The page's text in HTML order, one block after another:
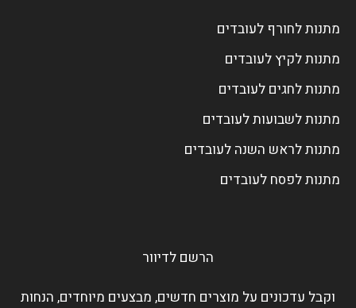
מתנות לחורף לעובדים
מתנות לקיץ לעובדים
מתנות לחגים לעובדים
מתנות לשבועות לעובדים
מתנות לראש השנה לעובדים
מתנות לפסח לעובדים
הרשם לדיוור
וקבל עדכונים על מוצרים חדשים, מבצעים מיוחדים, הנחות